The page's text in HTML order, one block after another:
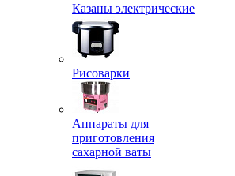
Казаны электрические
Рисоварки
Аппараты для
приготовления
сахарной ваты